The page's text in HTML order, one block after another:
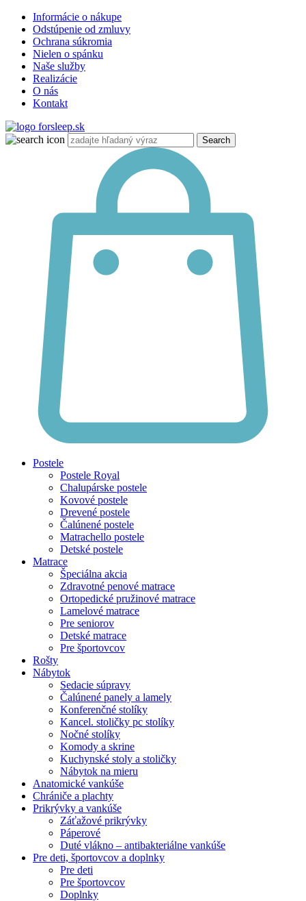
Informácie o nákupe
Odstúpenie od zmluvy
Ochrana súkromia
Nielen o spánku
Naše služby
Realizácie
O nás
Kontakt
Postele
Postele Royal
Chalupárske postele
Kovové postele
Drevené postele
Čalúnené postele
Matrachello postele
Detské postele
Matrace
Špeciálna akcia
Zdravotné penové matrace
Ortopedické pružinové matrace
Lamelové matrace
Pre seniorov
Detské matrace
Pre športovcov
Rošty
Nábytok
Sedacie súpravy
Čalúnené panely a lamely
Konferenčné stolíky
Kancel. stoličky pc stolíky
Nočné stolíky
Komody a skrine
Kuchynské stoly a stoličky
Nábytok na mieru
Anatomické vankúše
Chrániče a plachty
Prikrývky a vankúše
Záťažové prikrývky
Páperové
Duté vlákno – antibakteriálne vankúše
Pre deti, športovcov a doplnky
Pre deti
Pre športovcov
Doplnky